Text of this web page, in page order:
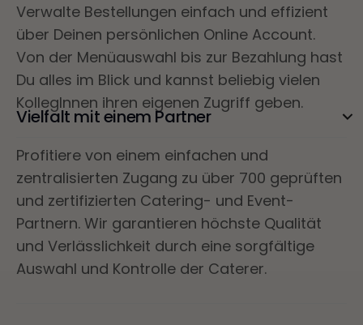
Verwalte Bestellungen einfach und effizient
über Deinen persönlichen Online Account.
Von der Menüauswahl bis zur Bezahlung hast
Du alles im Blick und kannst beliebig vielen
KollegInnen ihren eigenen Zugriff geben.
Vielfalt mit einem Partner
Profitiere von einem einfachen und
zentralisierten Zugang zu über 700 geprüften
und zertifizierten Catering- und Event-
Partnern. Wir garantieren höchste Qualität
und Verlässlichkeit durch eine sorgfältige
Auswahl und Kontrolle der Caterer.